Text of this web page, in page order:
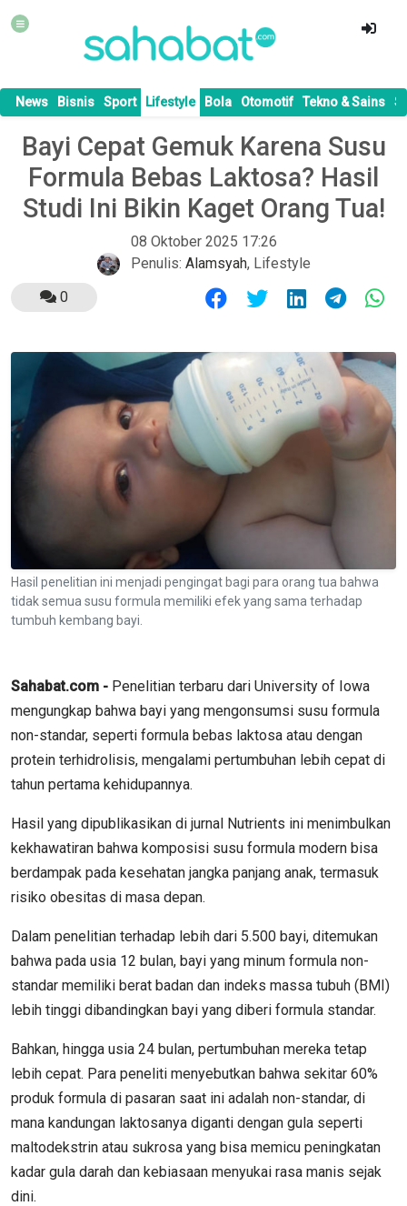
News Bisnis Sport Lifestyle Bola Otomotif Tekno & Sains
Bayi Cepat Gemuk Karena Susu
Formula Bebas Laktosa? Hasil
Studi Ini Bikin Kaget Orang Tua!
08 Oktober 2025 17:26
Penulis: Alamsyah, Lifestyle
0
Hasil penelitian ini menjadi pengingat bagi para orang tua bahwa
tidak semua susu formula memiliki efek yang sama terhadap
tumbuh kembang bayi.
Sahabat.com - Penelitian terbaru dari University of Iowa
mengungkap bahwa bayi yang mengonsumsi susu formula
non-standar, seperti formula bebas laktosa atau dengan
protein terhidrolisis, mengalami pertumbuhan lebih cepat di
tahun pertama kehidupannya.
Hasil yang dipublikasikan di jurnal Nutrients ini menimbulkan
kekhawatiran bahwa komposisi susu formula modern bisa
berdampak pada kesehatan jangka panjang anak, termasuk
risiko obesitas di masa depan.
Dalam penelitian terhadap lebih dari 5.500 bayi, ditemukan
bahwa pada usia 12 bulan, bayi yang minum formula non-
standar memiliki berat badan dan indeks massa tubuh (BMI)
lebih tinggi dibandingkan bayi yang diberi formula standar.
Bahkan, hingga usia 24 bulan, pertumbuhan mereka tetap
lebih cepat. Para peneliti menyebutkan bahwa sekitar 60%
produk formula di pasaran saat ini adalah non-standar, di
mana kandungan laktosanya diganti dengan gula seperti
maltodekstrin atau sukrosa yang bisa memicu peningkatan
kadar gula darah dan kebiasaan menyukai rasa manis sejak
dini.